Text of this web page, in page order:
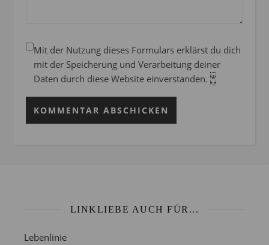
Mit der Nutzung dieses Formulars erklärst du dich
mit der Speicherung und Verarbeitung deiner
Daten durch diese Website einverstanden. *
LINKLIEBE AUCH FÜR...
Lebenlinie